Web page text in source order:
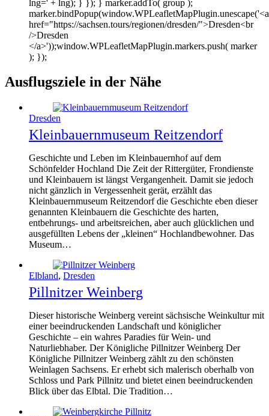
lng=' + lng); } }); } marker.addTo( group );
marker.bindPopup(window.WPLeafletMapPlugin.unescape('<a
href="https://sachsen.tours/regionen/dresden/">Dresden<br
/>Dresden
</a>'));window.WPLeafletMapPlugin.markers.push( marker
); });
Ausflugsziele in der Nähe
Dresden
Kleinbauernmuseum Reitzendorf
Geschichte und Leben im Kleinbauernhof auf dem
Schönfelder Hochland Die Zeit der Rittergüter, Frondienste
und Kleinbauern ist längst Vergangenheit. Damit sie jedoch
nicht gänzlich in Vergessenheit gerät, erzählt das
Kleinbauernmuseum Reitzendorf die Geschichte eben dieser
genannten Kleinbauern die Geschichte des harten,
entbehrungs- und arbeitsreichen, aber auch glücklichen und
ausgefüllten Lebens der „kleinen“ Hochlandbewohner. Das
Museum…
Elbland, Dresden
Pillnitzer Weinberg
Dieser historische Weinberg vereint sächsische Weinkultur mit
einer beeindruckenden Landschaft und königlicher
Geschichte – ein wahres Paradies für Wein- und
Naturliebhaber. Der Königliche Pillnitzer Weinberg Der
Königliche Pillnitzer Weinberg zählt zu den schönsten
Weinlagen Sachsens. Er erhebt sich malerisch oberhalb von
Schloss und Park Pillnitz und bietet einen beeindruckenden
Blick über das Elbtal. Die Tradition…